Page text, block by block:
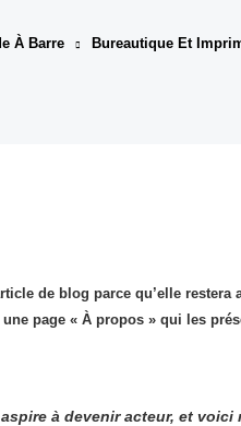
À Barre Bureautique Et
de blog parce qu’elle
page « À propos » qui les
à devenir acteur, et